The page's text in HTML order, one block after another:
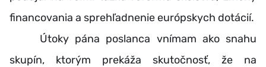
financovania a sprehľadnenie európskych dotácií.
Útoky pána poslanca vnímam ako snahu
skupín, ktorým prekáža skutočnosť, že na